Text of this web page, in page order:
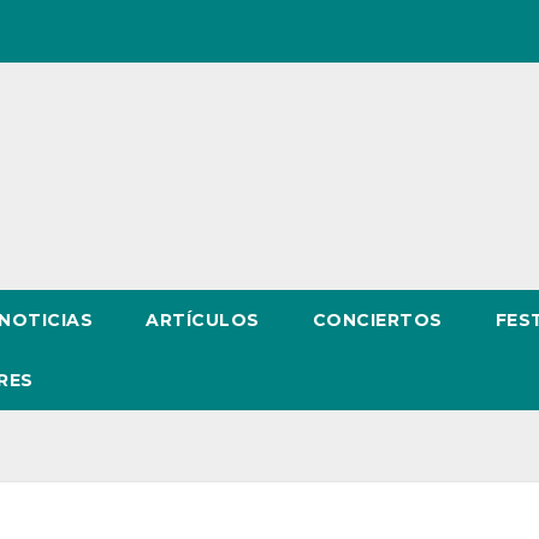
NOTICIAS ARTÍCULOS CONCIERTOS